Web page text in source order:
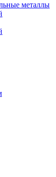
металлы